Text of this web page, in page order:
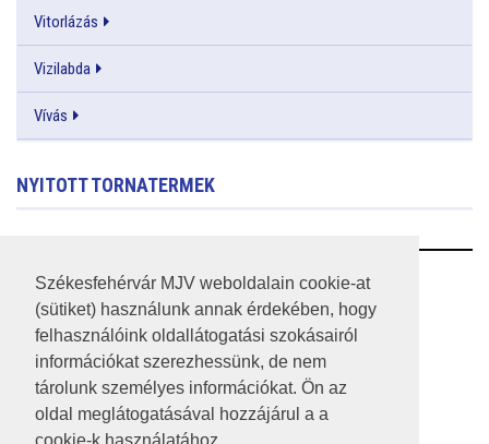
Székesfehérvár MJV weboldalain cookie-at
(sütiket) használunk annak érdekében, hogy
felhasználóink oldallátogatási szokásairól
információkat szerezhessünk, de nem
tárolunk személyes információkat. Ön az
oldal meglátogatásával hozzájárul a a
Vitorlázás
Vizilabda
Vívás
NYITOTT TORNATERMEK
RSS
A HONLAP 2017.03.31-I ÁLLAPOTA
JOGI NYILATKOZAT
IMPRESSZUM